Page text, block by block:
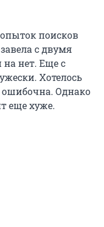
поисков
с двумя
нет. Еще с
Хотелось
ошибочна. Однако
еще хуже.